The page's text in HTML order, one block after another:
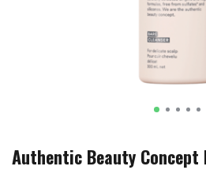
Authentic Beauty Concept